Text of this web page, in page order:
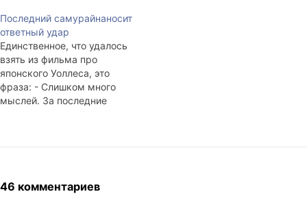
потом весь вечер сфинксы
появлялись всюду — на
рекламе, в книгах, в почте.
Сегодня смотрел
Скользящих, там они пошли
к гадалке, параллельно
искал картинку в гугле с
Последний самурайнаносит
ответный удар
Единственное, что удалось
взять из фильма про
японского Уоллеса, это
фраза: - Слишком много
мыслей. За последние
нахожусь в нелегальном
положении: без паспорта,
46 комментариев